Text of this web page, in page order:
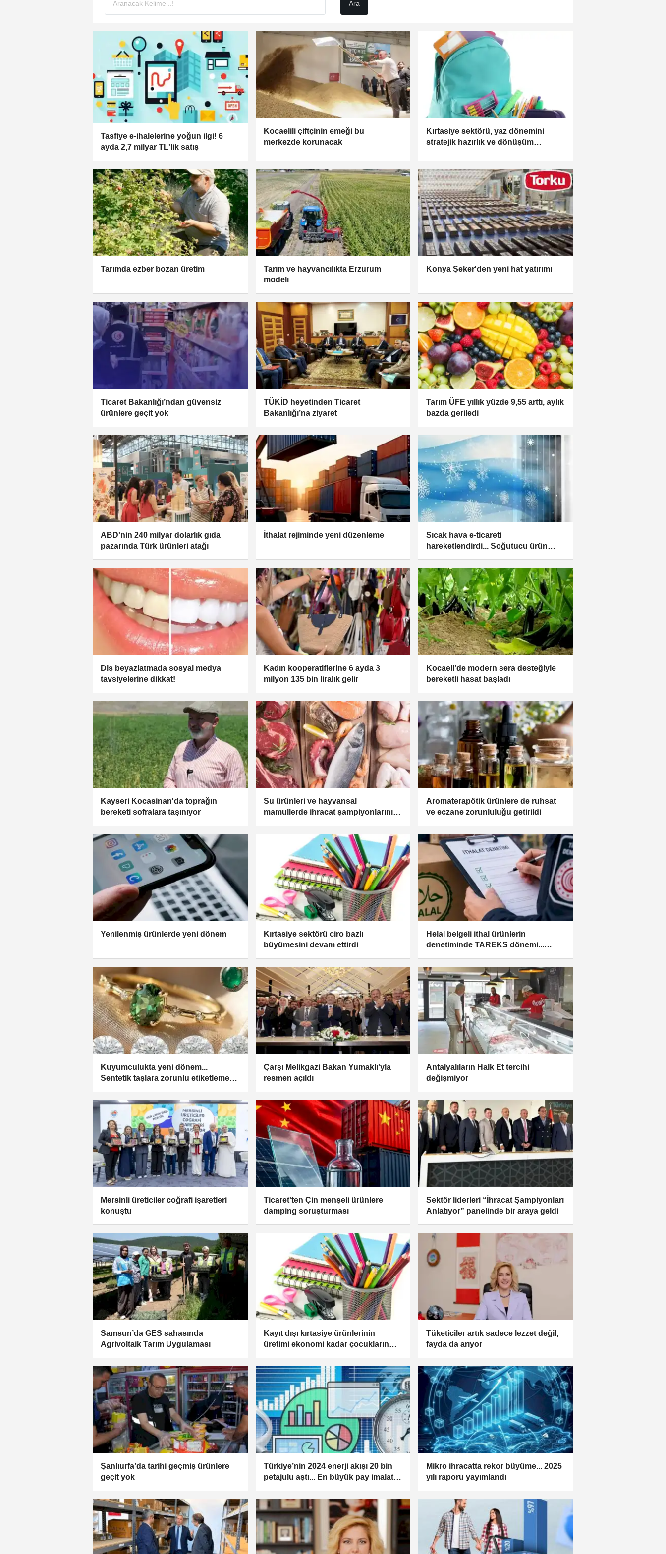
Tasfiye e-ihalelerine yoğun ilgi! 6
ayda 2,7 milyar TL'lik satış
Kocaelili çiftçinin emeği bu
merkezde korunacak
Kırtasiye sektörü, yaz dönemini
stratejik hazırlık ve dönüşüm
Tarımda ezber bozan üretim
Tarım ve hayvancılıkta Erzurum
modeli
Konya Şeker'den yeni hat yatırımı
Ticaret Bakanlığı’ndan güvensiz
ürünlere geçit yok
TÜKİD heyetinden Ticaret
Bakanlığı’na ziyaret
Tarım ÜFE yıllık yüzde 9,55 arttı, aylık
bazda geriledi
ABD'nin 240 milyar dolarlık gıda
pazarında Türk ürünleri atağı
İthalat rejiminde yeni düzenleme
Sıcak hava e-ticareti
hareketlendirdi... Soğutucu ürün
Diş beyazlatmada sosyal medya
tavsiyelerine dikkat!
Kadın kooperatiflerine 6 ayda 3
milyon 135 bin liralık gelir
Kocaeli’de modern sera desteğiyle
bereketli hasat başladı
Kayseri Kocasinan'da toprağın
bereketi sofralara taşınıyor
Su ürünleri ve hayvansal
mamullerde ihracat şampiyonlarının
Aromaterapötik ürünlere de ruhsat
ve eczane zorunluluğu getirildi
Yenilenmiş ürünlerde yeni dönem
Kırtasiye sektörü ciro bazlı
büyümesini devam ettirdi
Helal belgeli ithal ürünlerin
denetiminde TAREKS dönemi...
Kuyumculukta yeni dönem...
Sentetik taşlara zorunlu etiketleme
Çarşı Melikgazi Bakan Yumaklı'yla
resmen açıldı
Antalyalıların Halk Et tercihi
değişmiyor
Mersinli üreticiler coğrafi işaretleri
konuştu
Ticaret'ten Çin menşeli ürünlere
damping soruşturması
Sektör liderleri “İhracat Şampiyonları
Anlatıyor” panelinde bir araya geldi
Samsun’da GES sahasında
Agrivoltaik Tarım Uygulaması
Kayıt dışı kırtasiye ürünlerinin
üretimi ekonomi kadar çocukların
Tüketiciler artık sadece lezzet değil;
fayda da arıyor
Şanlıurfa’da tarihi geçmiş ürünlere
geçit yok
Türkiye’nin 2024 enerji akışı 20 bin
petajulu aştı... En büyük pay imalat
Mikro ihracatta rekor büyüme... 2025
yılı raporu yayımlandı